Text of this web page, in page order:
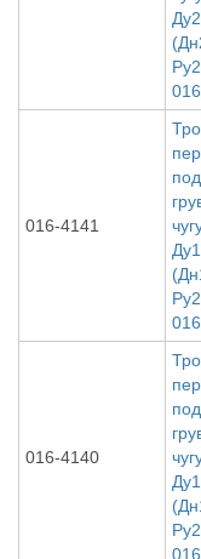
016-4141
016-4140